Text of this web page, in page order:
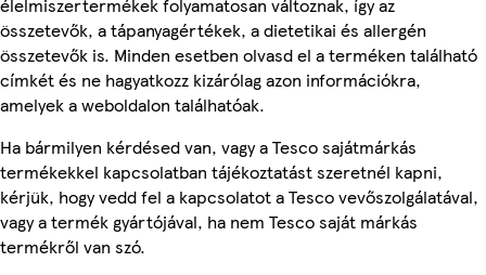
összetevők, a tápanyagértékek, a dietetikai és allergén
összetevők is. Minden esetben olvasd el a terméken található
címkét és ne hagyatkozz kizárólag azon információkra,
amelyek a weboldalon találhatóak.
Ha bármilyen kérdésed van, vagy a Tesco sajátmárkás
termékekkel kapcsolatban tájékoztatást szeretnél kapni,
kérjük, hogy vedd fel a kapcsolatot a Tesco vevőszolgálatával,
vagy a termék gyártójával, ha nem Tesco saját márkás
termékről van szó.